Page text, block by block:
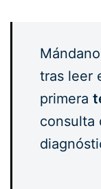
tras leer
primera
consulta